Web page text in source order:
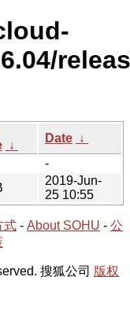
↓
Date ↓
-
2019-Jun-
25 10:55
式 - About SOHU - 公
搜狐公司 版权